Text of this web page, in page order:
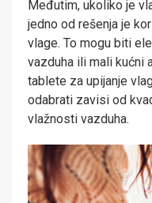
Međutim, ukoliko je
jedno od rešenja je
vlage. To mogu biti
vazduha ili mali kućni
tablete za upijanje
odabrati zavisi od
vlažnosti vazduha.